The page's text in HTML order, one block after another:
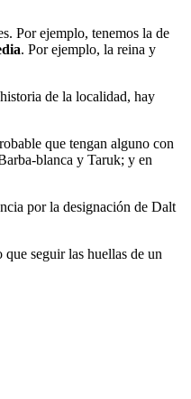
Por ejemplo, tenemos la de
. Por ejemplo, la reina y
de la localidad, hay
que tengan alguno con
blanca y Taruk; y en
por la designación de Dalt
seguir las huellas de un